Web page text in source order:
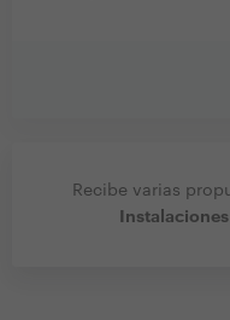
Recibe varias